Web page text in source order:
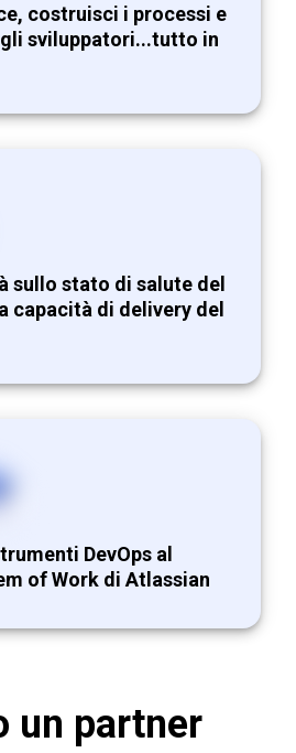
costruisci i processi e
sviluppatori...tutto in
sullo stato di salute del
capacità di delivery del
DevOps al
of Work di Atlassian
un partner